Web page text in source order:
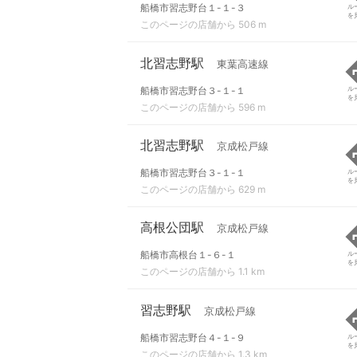
船橋市習志野台１-１-３
このページの店舗から 506 m
ル
を
北習志野駅 東葉高速線
船橋市習志野台３-１-１
このページの店舗から 596 m
ル
を
北習志野駅 京成松戸線
船橋市習志野台３-１-１
このページの店舗から 629 m
ル
を
高根公団駅 京成松戸線
船橋市高根台１-６-１
このページの店舗から 1.1 km
ル
を
習志野駅 京成松戸線
船橋市習志野台４-１-９
このページの店舗から 1.3 km
ル
を